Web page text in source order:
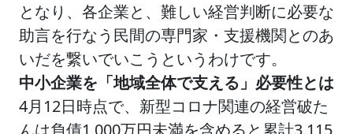
となり、各企業と、難しい経営判断に必要な
助言を行なう民間の専門家・支援機関とのあ
いだを繋いでいこうというわけです。
中小企業を「地域全体で支える」必要性とは
4月12日時点で、新型コロナ関連の経営破た